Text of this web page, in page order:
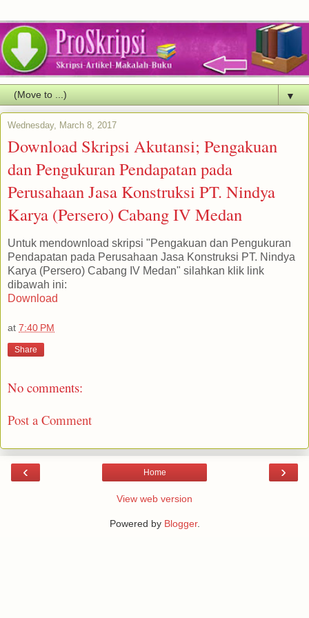
▼
Wednesday, March 8, 2017
Download Skripsi Akutansi; Pengakuan
dan Pengukuran Pendapatan pada
Perusahaan Jasa Konstruksi PT. Nindya
Karya (Persero) Cabang IV Medan
Untuk mendownload skripsi "Pengakuan dan Pengukuran
Pendapatan pada Perusahaan Jasa Konstruksi PT. Nindya
Karya (Persero) Cabang IV Medan" silahkan klik link
dibawah ini:
Download
at 7:40 PM
Share
No comments:
Post a Comment
‹ ›
Home
View web version
Powered by Blogger.